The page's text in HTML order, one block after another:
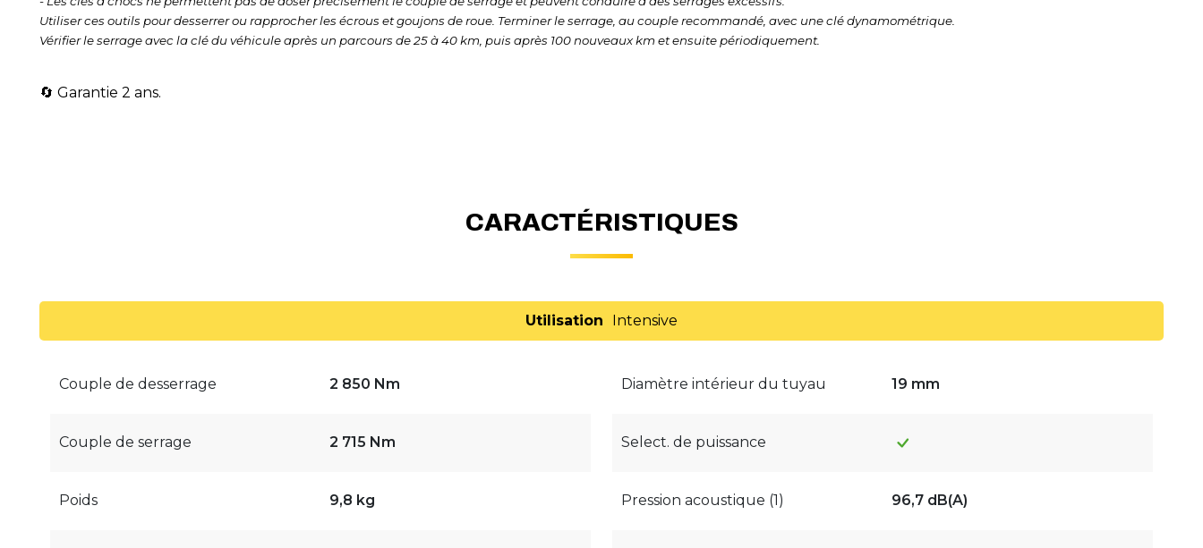
Utiliser ces outils pour desserrer ou rapprocher les écrous et goujons de roue. Terminer le serrage, au couple recommandé, avec une clé dynamométrique.
Vérifier le serrage avec la clé du véhicule après un parcours de 25 à 40 km, puis après 100 nouveaux km et ensuite périodiquement.
🔄 Garantie 2 ans.
CARACTÉRISTIQUES
Utilisation Intensive
Couple de desserrage 2 850 Nm
Couple de serrage 2 715 Nm
Poids 9,8 kg
Diamètre intérieur du tuyau 19 mm
Select. de puissance
Pression acoustique (1) 96,7 dB(A)